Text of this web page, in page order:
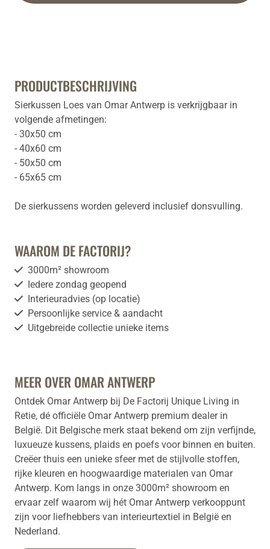
PRODUCTBESCHRIJVING
Sierkussen Loes van Omar Antwerp is verkrijgbaar in
volgende afmetingen:
- 30x50 cm
- 40x60 cm
- 50x50 cm
- 65x65 cm
De sierkussens worden geleverd inclusief donsvulling.
WAAROM DE FACTORIJ?
3000m² showroom
Iedere zondag geopend
Interieuradvies (op locatie)
Persoonlijke service & aandacht
Uitgebreide collectie unieke items
MEER OVER OMAR ANTWERP
Ontdek Omar Antwerp bij De Factorij Unique Living in
Retie, dé officiële Omar Antwerp premium dealer in
België. Dit Belgische merk staat bekend om zijn verfijnde,
luxueuze kussens, plaids en poefs voor binnen en buiten.
Creëer thuis een unieke sfeer met de stijlvolle stoffen,
rijke kleuren en hoogwaardige materialen van Omar
Antwerp. Kom langs in onze 3000m² showroom en
ervaar zelf waarom wij hét Omar Antwerp verkooppunt
zijn voor liefhebbers van interieurtextiel in België en
Nederland.